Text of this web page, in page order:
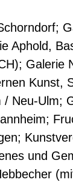
Aphold,
Kunst,
Neu-Ulm;
und